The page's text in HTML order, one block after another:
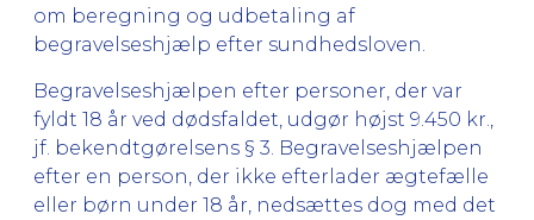
om beregning og udbetaling af
begravelseshjælp efter sundhedsloven.
Begravelseshjælpen efter personer, der var
fyldt 18 år ved dødsfaldet, udgør højst 9.450 kr.,
jf. bekendtgørelsens § 3. Begravelseshjælpen
efter en person, der ikke efterlader ægtefælle
eller børn under 18 år, nedsættes dog med det